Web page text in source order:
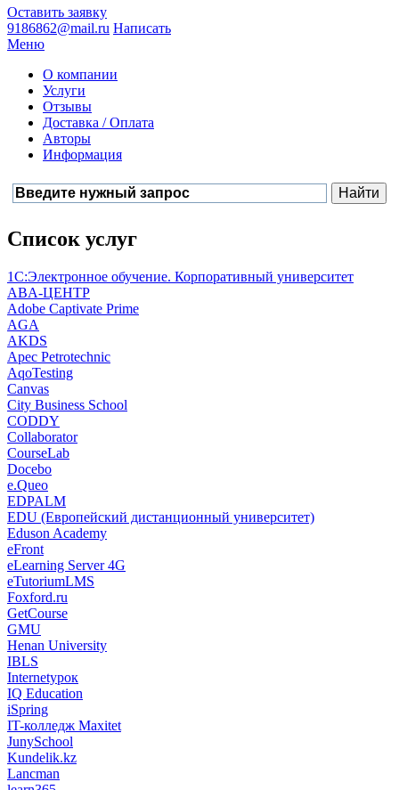
Оставить заявку
9186862@mail.ru Написать
Меню
О компании
Услуги
Отзывы
Доставка / Оплата
Авторы
Информация
Список услуг
1С:Электронное обучение. Корпоративный университет
ABA-ЦЕНТР
Adobe Captivate Prime
AGA
AKDS
Apec Petrotechnic
AqoTesting
Canvas
City Business School
CODDY
Collaborator
CourseLab
Docebo
e.Queo
EDPALM
EDU (Европейский дистанционный университет)
Eduson Academy
eFront
eLearning Server 4G
eTutoriumLMS
Foxford.ru
GetCourse
GMU
Henan University
IBLS
Internetурок
IQ Education
iSpring
IT-колледж Maxitet
JunySchool
Kundelik.kz
Lancman